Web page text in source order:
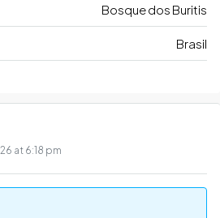
Bosque dos Buritis
Brasil
at 6:18 pm